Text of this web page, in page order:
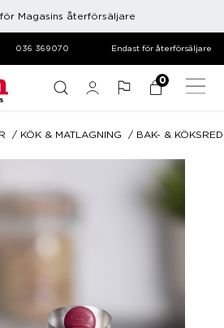
Magasins återförsäljare
036 369070 Endast för återförsäljare
0
KÖK & MATLAGNING BAK- &